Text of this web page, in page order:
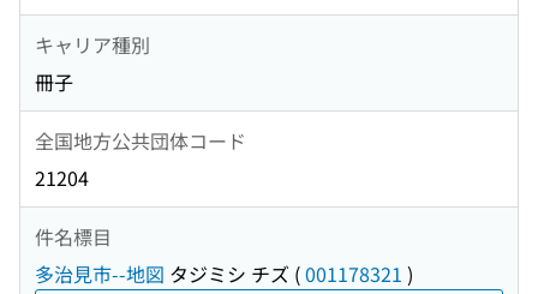
キャリア種別
冊子
全国地方公共団体コード
21204
件名標目
多治見市--地図 タジミシ チズ (001178321 )